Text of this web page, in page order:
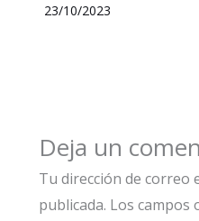
23/10/2023
Deja un
Tu dirección de correo
publicada. Los campos